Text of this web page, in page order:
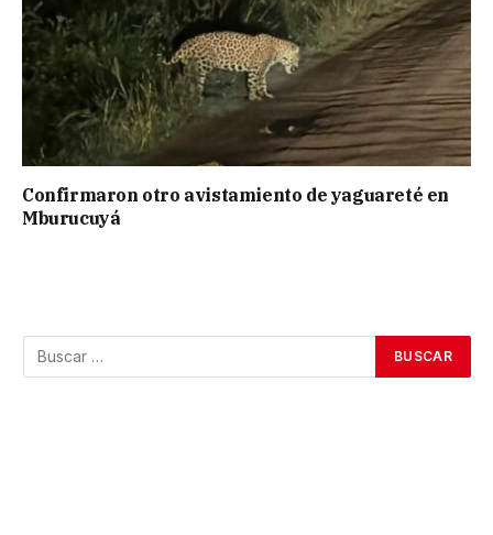
Confirmaron otro avistamiento de yaguareté en
Mburucuyá